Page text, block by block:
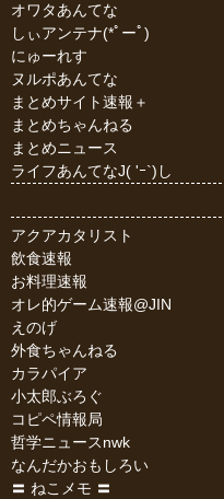
オワタあんてな
しぃアンテナ(*ﾟーﾟ)
にゅーれす
ヌルポあんてな
まとめサイト速報＋
まとめちゃんねる
まとめニュース
ライフあんてなJ( 'ｰ`)し
アクアカタリスト
飲食速報
お料理速報
オレ的ゲーム速報@JIN
えのげ
外食ちゃんねる
カラパイア
小太郎ぶろぐ
コピペ情報局
哲学ニュースnwk
なんだかおもしろい
〓 ねこメモ 〓